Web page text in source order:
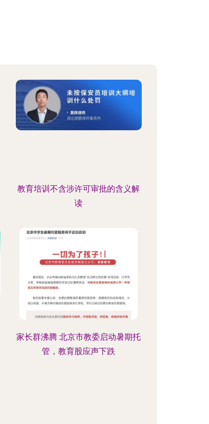
教育培训不含涉许可审批的含义解
读
家长群沸腾 北京市教委启动暑期托
管，教育股应声下跌